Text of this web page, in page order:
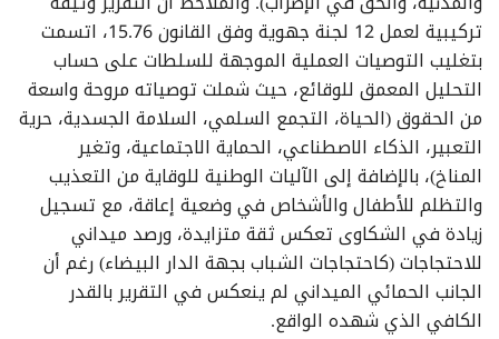
تركيبية لعمل 12 لجنة جهوية وفق القانون 15.76، اتسمت
بتغليب التوصيات العملية الموجهة للسلطات على حساب
التحليل المعمق للوقائع، حيث شملت توصياته مروحة واسعة
من الحقوق (الحياة، التجمع السلمي، السلامة الجسدية، حرية
التعبير، الذكاء الاصطناعي، الحماية الاجتماعية، وتغير
المناخ)، بالإضافة إلى الآليات الوطنية للوقاية من التعذيب
والتظلم للأطفال والأشخاص في وضعية إعاقة، مع تسجيل
زيادة في الشكاوى تعكس ثقة متزايدة، ورصد ميداني
للاحتجاجات (كاحتجاجات الشباب بجهة الدار البيضاء) رغم أن
الجانب الحمائي الميداني لم ينعكس في التقرير بالقدر
الكافي الذي شهده الواقع.